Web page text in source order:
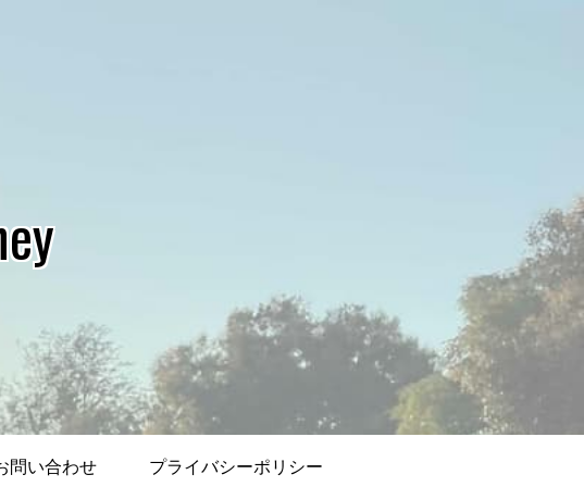
問い合わせ プライバシーポリシー